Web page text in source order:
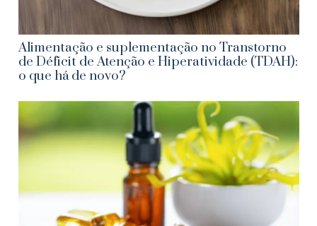
Alimentação e suplementação no Transtorno
de Déficit de Atenção e Hiperatividade (TDAH):
o que há de novo?